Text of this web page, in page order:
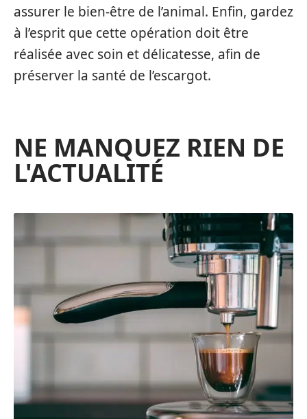
assurer le bien-être de l’animal. Enfin, gardez
à l’esprit que cette opération doit être
réalisée avec soin et délicatesse, afin de
préserver la santé de l’escargot.
NE MANQUEZ RIEN DE
L'ACTUALITÉ